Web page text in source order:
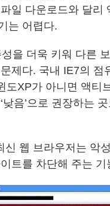
일 다운로드와 달리
는 어렵다.
을 더욱 키워 다른
제다. 국내 IE7의 점
XP가 아니면 액티
음’으로 권장하는
웹 브라우저는 악
트를 차단해 주는 기